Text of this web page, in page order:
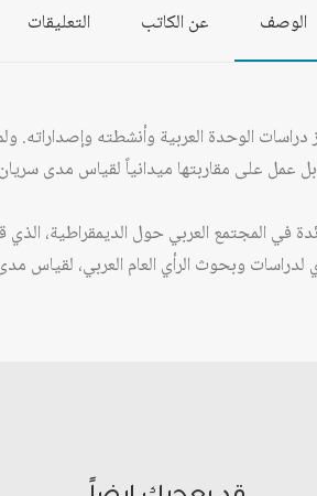
الدراسة
الوصف عن الكاتب التعليقات
الوحدة العربية وأنشطته وإصداراته.
عمل على مقاربتها ميدانياً لقياس مدى
في المجتمع العربي حول الديمقراطية،
وبحوث الرأي العام العربي، لقياس